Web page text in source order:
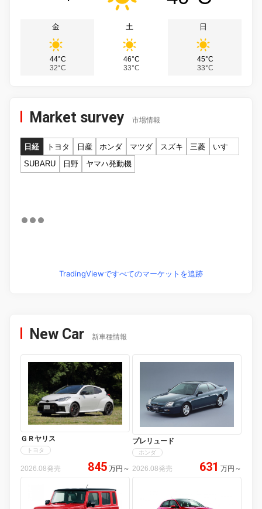
金
44°C
32°C
土
46°C
33°C
日
45°C
33°C
Market survey 市場情報
日経 トヨタ 日産 ホンダ マツダ スズキ 三菱
いすゞ
SUBARU
日野 ヤマハ発動機
TradingViewですべてのマーケットを追跡
New Car 新車種情報
ＧＲヤリス
トヨタ
2026.08発売 845 万円 ～
プレリュード
ホンダ
2026.08発売 631 万円 ～